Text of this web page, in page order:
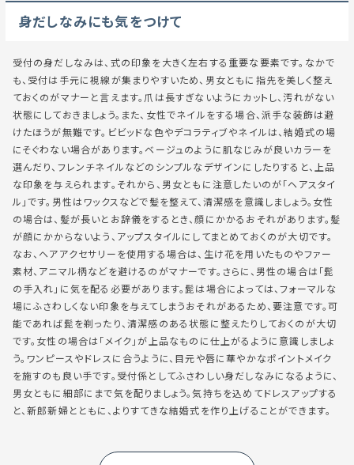
身だしなみにも気をつけて
受付の身だしなみは、式の印象を大きく左右する重要な要素です。なかで
も、受付は手元に視線が集まりやすいため、男女ともに指先を美しく整え
ておくのがマナーと言えます。爪は長すぎないようにカットし、汚れがない
状態にしておきましょう。また、女性でネイルをする場合、派手な装飾は避
けたほうが無難です。ビビッドな色やデコラティブやネイルは、結婚式の場
にそぐわない場合があります。ベージュのように肌なじみが良いカラーを
選んだり、フレンチネイルなどのシンプルなデザインにしたりすると、上品
な印象を与えられます。それから、男女ともに注意したいのが「ヘアスタイ
ル」です。男性はワックスなどで髪を整えて、清潔感を意識しましょう。女性
の場合は、髪が長いとお辞儀をするとき、顔にかかるおそれがあります。髪
が顔にかからないよう、アップスタイルにしてまとめておくのが大切です。
なお、ヘアアクセサリーを使用する場合は、生け花を用いたものやファー
素材、アニマル柄などを避けるのがマナーです。さらに、男性の場合は「髭
の手入れ」に気を配る必要があります。髭は場合によっては、フォーマルな
場にふさわしくない印象を与えてしまうおそれがあるため、要注意です。可
能であれば髭を剃ったり、清潔感のある状態に整えたりしておくのが大切
です。女性の場合は「メイク」が上品なものに仕上がるように意識しましょ
う。ワンピースやドレスに合うように、目元や唇に華やかなポイントメイク
を施すのも良い手です。受付係としてふさわしい身だしなみになるように、
男女ともに細部にまで気を配りましょう。気持ちを込めてドレスアップする
と、新郎新婦とともに、よりすてきな結婚式を作り上げることができます。